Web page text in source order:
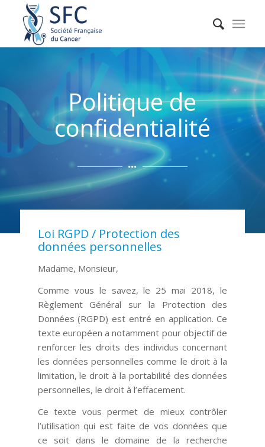
Politique de
confidentialité
Loi RGPD / Protection des
données personnelles
Madame, Monsieur,
Comme vous le savez, le 25 mai 2018, le
Règlement Général sur la Protection des
Données (RGPD) est entré en application. Ce
texte européen a notamment pour objectif de
renforcer les droits des individus concernant
les données personnelles comme le droit à la
limitation, le droit à la portabilité des données
personnelles, le droit à l’effacement.
Ce texte vous permet de mieux contrôler
l’utilisation qui est faite de vos données que
ce soit dans le domaine de la recherche